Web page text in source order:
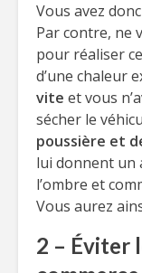
Vous avez
Par contre, ne
pour réaliser
d’une chaleur
vite et vous
sécher le
poussière et
lui donnent un
l’ombre et
Vous aurez
2 – Éviter